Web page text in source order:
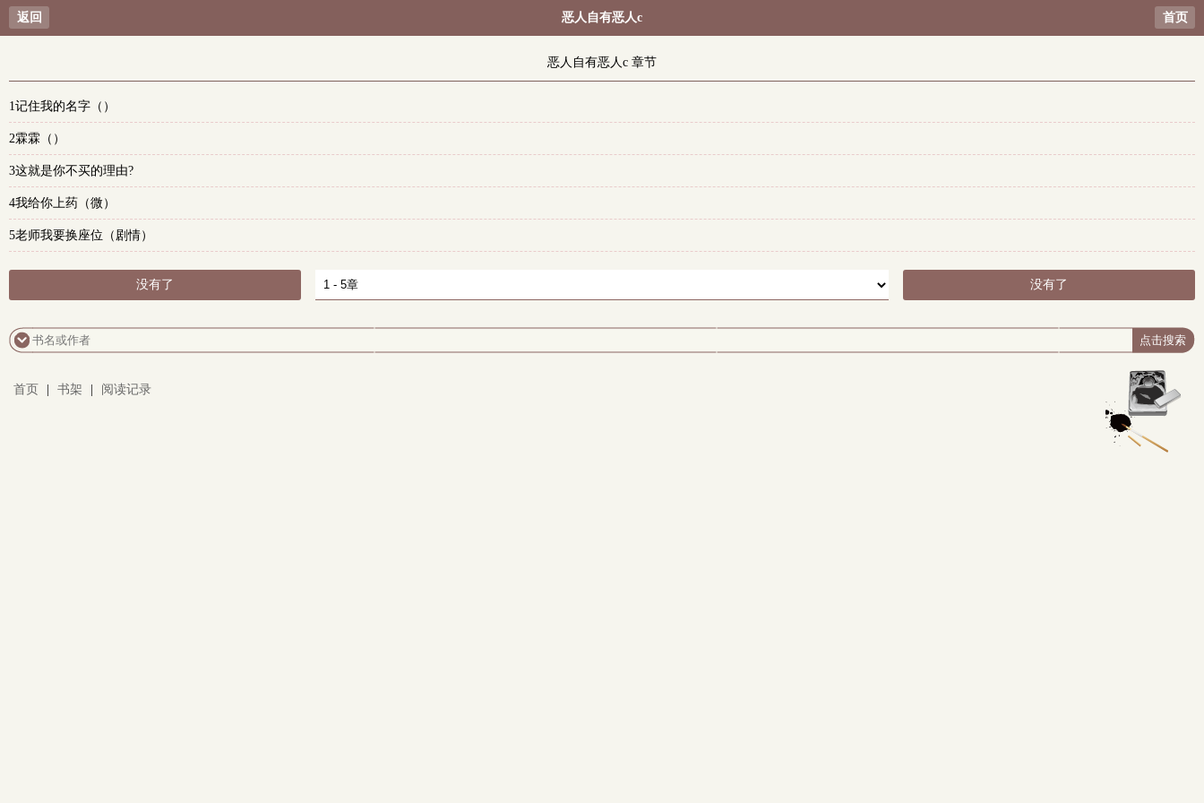
返回 恶人自有恶人c 首页
恶人自有恶人c 章节
1记住我的名字（）
2霖霖（）
3这就是你不买的理由?
4我给你上药（微）
5老师我要换座位（剧情）
没有了 没有了
首页 书架 阅读记录